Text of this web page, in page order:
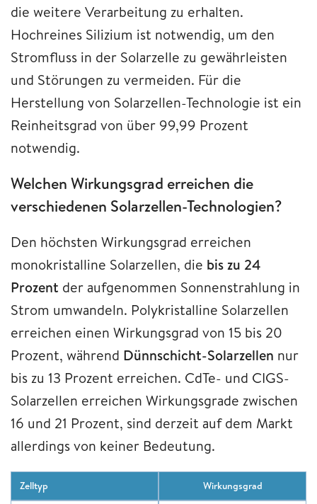
die weitere Verarbeitung zu erhalten.
Hochreines Silizium ist notwendig, um den
Stromfluss in der Solarzelle zu gewährleisten
und Störungen zu vermeiden. Für die
Herstellung von Solarzellen-Technologie ist ein
Reinheitsgrad von über 99,99 Prozent
notwendig.
Welchen Wirkungsgrad erreichen die
verschiedenen Solarzellen-Technologien?
Den höchsten Wirkungsgrad erreichen
monokristalline Solarzellen, die bis zu 24
Prozent der aufgenommen Sonnenstrahlung in
Strom umwandeln. Polykristalline Solarzellen
erreichen einen Wirkungsgrad von 15 bis 20
Prozent, während Dünnschicht-Solarzellen nur
bis zu 13 Prozent erreichen. CdTe- und CIGS-
Solarzellen erreichen Wirkungsgrade zwischen
16 und 21 Prozent, sind derzeit auf dem Markt
allerdings von keiner Bedeutung.
Zelltyp
Wirkungsgrad